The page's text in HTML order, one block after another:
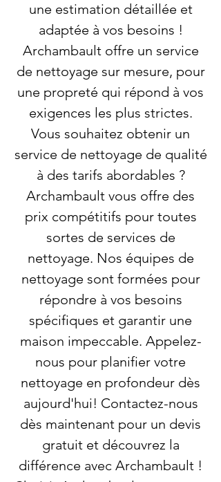
une estimation détaillée et
adaptée à vos besoins !
Archambault offre un service
de nettoyage sur mesure, pour
une propreté qui répond à vos
exigences les plus strictes.
Vous souhaitez obtenir un
service de nettoyage de qualité
à des tarifs abordables ?
Archambault vous offre des
prix compétitifs pour toutes
sortes de services de
nettoyage. Nos équipes de
nettoyage sont formées pour
répondre à vos besoins
spécifiques et garantir une
maison impeccable. Appelez-
nous pour planifier votre
nettoyage en profondeur dès
aujourd'hui! Contactez-nous
dès maintenant pour un devis
gratuit et découvrez la
différence avec Archambault !